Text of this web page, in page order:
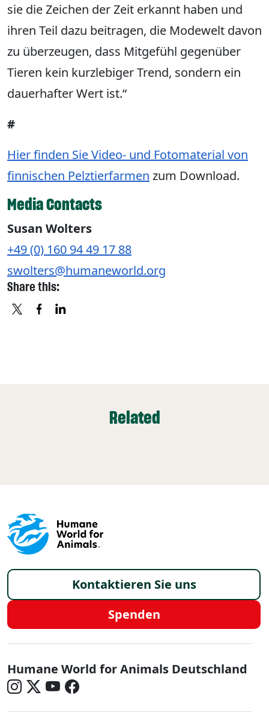
sie die Zeichen der Zeit erkannt haben und
ihren Teil dazu beitragen, die Modewelt davon
zu überzeugen, dass Mitgefühl gegenüber
Tieren kein kurzlebiger Trend, sondern ein
dauerhafter Wert ist.“
#
Hier finden Sie Video- und Fotomaterial von
finnischen Pelztierfarmen zum Download.
Media Contacts
Susan Wolters
+49 (0) 160 94 49 17 88
swolters@humaneworld.org
Share this:
Related
Footer - Germany/de
Kontaktieren Sie uns
Spenden
Germany - Social Menu in German
Humane World for Animals Deutschland